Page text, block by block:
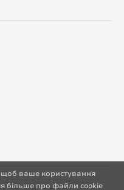
ваше користування
більше про файли cookie